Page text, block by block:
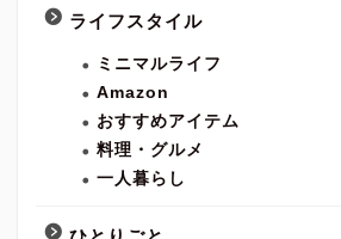
ライフスタイル
ミニマルライフ
Amazon
おすすめアイテム
料理・グルメ
一人暮らし